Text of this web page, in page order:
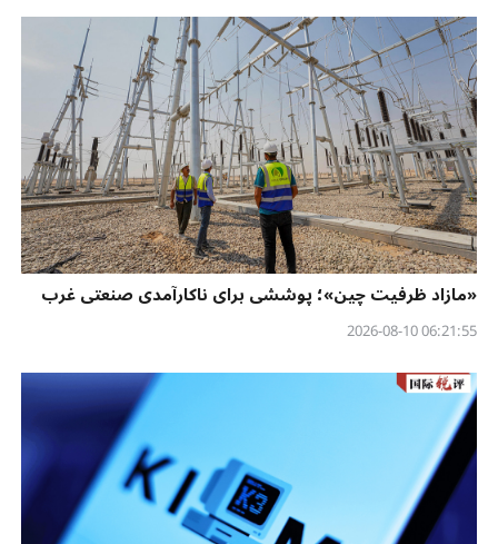
«مازاد ظرفیت چین»؛ پوششی برای ناکارآمدی صنعتی غرب
06:21:55 2026-08-10